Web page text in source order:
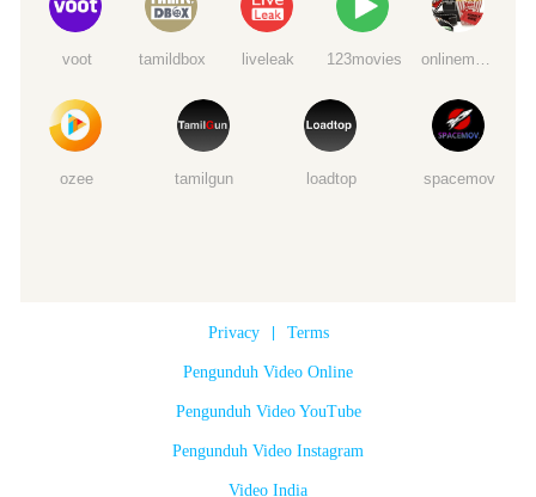
voot tamildbox liveleak 123movies
ozee tamilgun loadtop spacemov
Privacy | Terms
Pengunduh Video Online
Pengunduh Video YouTube
Pengunduh Video Instagram
Video India